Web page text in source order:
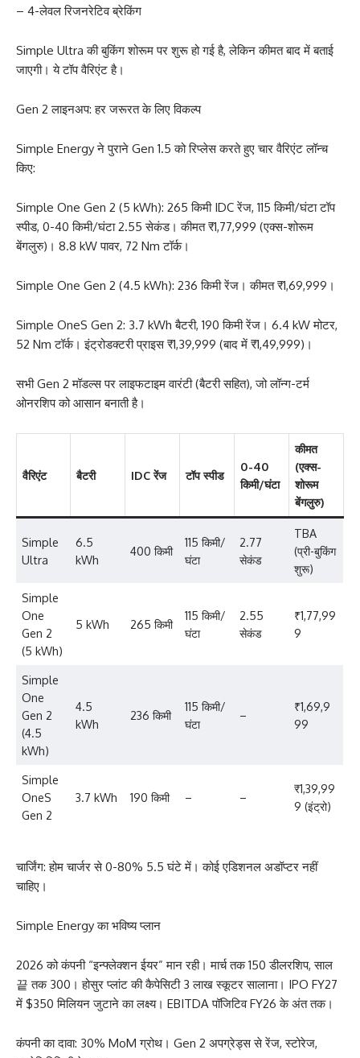
– 4-लेवल रिजनरेटिव ब्रेकिंग​
Simple Ultra की बुकिंग शोरूम पर शुरू हो गई है, लेकिन कीमत बाद में बताई
जाएगी। ये टॉप वैरिएंट है।
Gen 2 लाइनअप: हर जरूरत के लिए विकल्प
Simple Energy ने पुराने Gen 1.5 को रिप्लेस करते हुए चार वैरिएंट लॉन्च
किए:
Simple One Gen 2 (5 kWh): 265 किमी IDC रेंज, 115 किमी/घंटा टॉप
स्पीड, 0-40 किमी/घंटा 2.55 सेकंड। कीमत ₹1,77,999 (एक्स-शोरूम
बेंगलुरु)। 8.8 kW पावर, 72 Nm टॉर्क।
Simple One Gen 2 (4.5 kWh): 236 किमी रेंज। कीमत ₹1,69,999।
Simple OneS Gen 2: 3.7 kWh बैटरी, 190 किमी रेंज। 6.4 kW मोटर,
52 Nm टॉर्क। इंट्रोडक्टरी प्राइस ₹1,39,999 (बाद में ₹1,49,999)।
सभी Gen 2 मॉडल्स पर लाइफटाइम वारंटी (बैटरी सहित), जो लॉन्ग-टर्म
ओनरशिप को आसान बनाती है।
वैरिएंट बैटरी IDC रेंज टॉप स्पीड
0-40
किमी/घंटा
कीमत
(एक्स-
शोरूम
बेंगलुरु)
Simple
Ultra
6.5
kWh
400 किमी
115 किमी/
घंटा
2.77
सेकंड
TBA
(प्री-बुकिंग
शुरू)
Simple
One
Gen 2
(5 kWh)
5 kWh 265 किमी
115 किमी/
घंटा
2.55
सेकंड
₹1,77,99
9
Simple
One
Gen 2
(4.5
kWh)
4.5
kWh
236 किमी
115 किमी/
घंटा
–
₹1,69,9
99
Simple
OneS
Gen 2
3.7 kWh 190 किमी – –
₹1,39,99
9 (इंट्रो)
चार्जिंग: होम चार्जर से 0-80% 5.5 घंटे में। कोई एडिशनल अडॉप्टर नहीं
चाहिए।
Simple Energy का भविष्य प्लान
2026 को कंपनी “इन्फ्लेक्शन ईयर” मान रही। मार्च तक 150 डीलरशिप, साल
끝 तक 300। होसुर प्लांट की कैपेसिटी 3 लाख स्कूटर सालाना। IPO FY27
में $350 मिलियन जुटाने का लक्ष्य। EBITDA पॉजिटिव FY26 के अंत तक।
कंपनी का दावा: 30% MoM ग्रोथ। Gen 2 अपग्रेड्स से रेंज, स्टोरेज,